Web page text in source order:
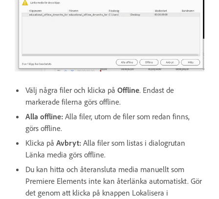
Välj några filer och klicka på Offline. Endast de
markerade filerna görs offline.
Alla offline: Alla filer, utom de filer som redan finns,
görs offline.
Klicka på Avbryt: Alla filer som listas i dialogrutan
Länka media görs offline.
Du kan hitta och återansluta media manuellt som
Premiere Elements inte kan återlänka automatiskt. Gör
det genom att klicka på knappen Lokalisera i